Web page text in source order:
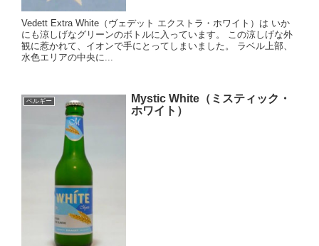
Vedett Extra White（ヴェデット エクストラ・ホワイト）は いか
にも涼しげなグリーンのボトルに入っています。 この涼しげな外
観に惹かれて、イオンで手にとってしまいました。 ラベル上部、
水色エリアの中央に...
ベルギー
Mystic White（ミスティック・
ホワイト）